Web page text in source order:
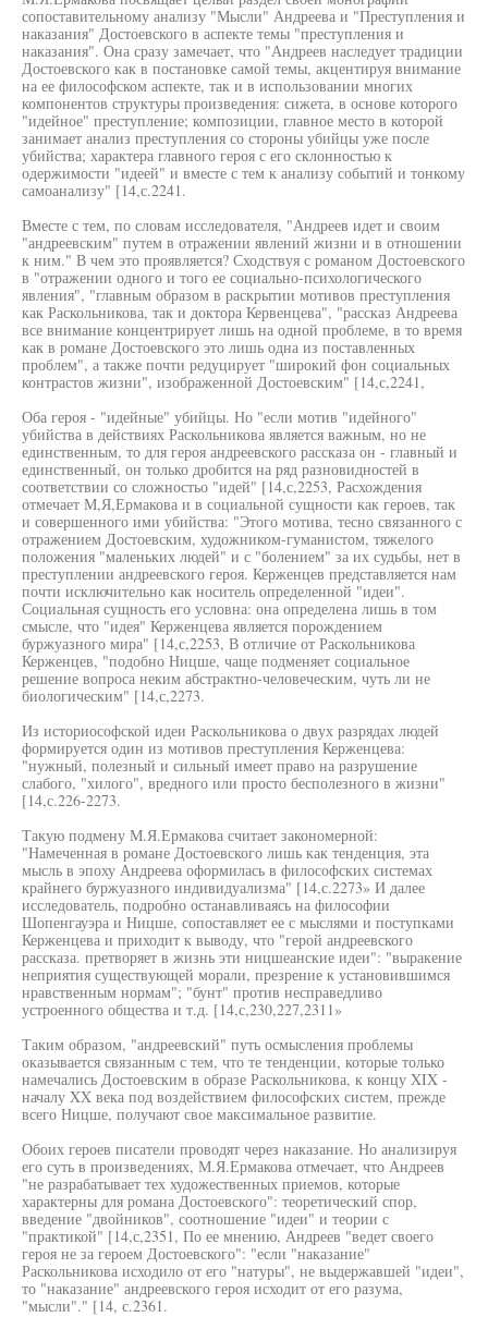
сопоставительному анализу "Мысли" Андреева и "Преступления и
наказания" Достоевского в аспекте темы "преступления и
наказания". Она сразу замечает, что "Андреев наследует традиции
Достоевского как в постановке самой темы, акцентируя внимание
на ее философском аспекте, так и в использовании многих
компонентов структуры произведения: сижета, в основе которого
"идейное" преступление; композиции, главное место в которой
занимает анализ преступления со стороны убийцы уже после
убийства; характера главного героя с его склонностью к
одержимости "идеей" и вместе с тем к анализу событий и тонкому
самоанализу" [14,с.2241.
Вместе с тем, по словам исследователя, "Андреев идет и своим
"андреевским" путем в отражении явлений жизни и в отношении
к ним." В чем это проявляется? Сходствуя с романом Достоевского
в "отражении одного и того ее социально-психологического
явления", "главным образом в раскрытии мотивов преступления
как Раскольникова, так и доктора Кервенцева", "рассказ Андреева
все внимание концентрирует лишь на одной проблеме, в то время
как в романе Достоевского это лишь одна из поставленных
проблем", а также почти редуцирует "широкий фон социальных
контрастов жизни", изображенной Достоевским" [14,с,2241,
Оба героя - "идейные" убийцы. Но "если мотив "идейного"
убийства в действиях Раскольникова является важным, но не
единственным, то для героя андреевского рассказа он - главный и
единственный, он только дробится на ряд разновидностей в
соответствии со сложностьо "идей" [14,с,2253, Расхождения
отмечает М,Я,Ермакова и в социальной сущности как героев, так
и совершенного ими убийства: "Этого мотива, тесно связанного с
отражением Достоевским, художником-гуманистом, тяжелого
положения "маленьких людей" и с "болением" за их судьбы, нет в
преступлении андреевского героя. Керженцев представляется нам
почти исключительно как носитель определенной "идеи".
Социальная сущность его условна: она определена лишь в том
смысле, что "идея" Керженцева является порождением
буржуазного мира" [14,с,2253, В отличие от Раскольникова
Керженцев, "подобно Ницше, чаще подменяет социальное
решение вопроса неким абстрактно-человеческим, чуть ли не
биологическим" [14,с,2273.
Из историософской идеи Раскольникова о двух разрядах людей
формируется один из мотивов преступления Керженцева:
"нужный, полезный и сильный имеет право на разрушение
слабого, "хилого", вредного или просто бесполезного в жизни"
[14,с.226-2273.
Такую подмену М.Я.Ермакова считает закономерной:
"Намеченная в романе Достоевского лишь как тенденция, эта
мысль в эпоху Андреева оформилась в философских системах
крайнего буржуазного индивидуализма" [14,с.2273» И далее
исследователь, подробно останавливаясь на философии
Шопенгауэра и Ницше, сопоставляет ее с мыслями и поступками
Керженцева и приходит к выводу, что "герой андреевского
рассказа. претворяет в жизнь эти ницшеанские идеи": "выракение
неприятия существующей морали, презрение к установившимся
нравственным нормам"; "бунт" против несправедливо
устроенного общества и т.д. [14,с,230,227,2311»
Таким образом, "андреевский" путь осмысления проблемы
оказывается связанным с тем, что те тенденции, которые только
намечались Достоевским в образе Раскольникова, к концу XIX -
началу XX века под воздействием философских систем, прежде
всего Ницше, получают свое максимальное развитие.
Обоих героев писатели проводят через наказание. Но анализируя
его суть в произведениях, М.Я.Ермакова отмечает, что Андреев
"не разрабатывает тех художественных приемов, которые
характерны для романа Достоевского": теоретический спор,
введение "двойников", соотношение "идеи" и теории с
"практикой" [14,с,2351, По ее мнению, Андреев "ведет своего
героя не за героем Достоевского": "если "наказание"
Раскольникова исходило от его "натуры", не выдержавшей "идеи",
то "наказание" андреевского героя исходит от его разума,
"мысли"." [14, с.2361.